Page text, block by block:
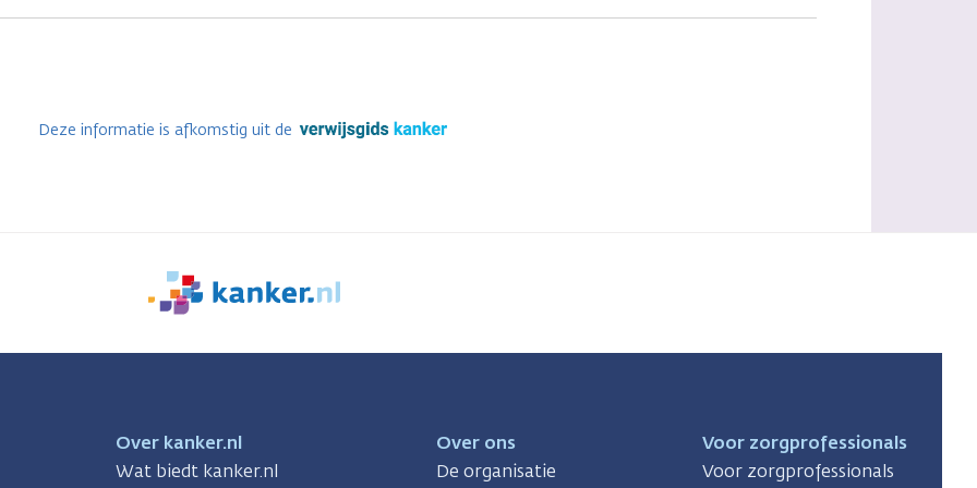
Deze informatie is afkomstig uit de
We
er
Over kanker.nl
Wat biedt kanker.nl
Over ons
De organisatie
Voor zorgprofessionals
Voor zorgprofessionals